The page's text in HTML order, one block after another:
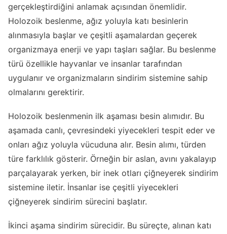
gerçekleştirdiğini anlamak açısından önemlidir.
Holozoik beslenme, ağız yoluyla katı besinlerin
alınmasıyla başlar ve çeşitli aşamalardan geçerek
organizmaya enerji ve yapı taşları sağlar. Bu beslenme
türü özellikle hayvanlar ve insanlar tarafından
uygulanır ve organizmaların sindirim sistemine sahip
olmalarını gerektirir.
Holozoik beslenmenin ilk aşaması besin alımıdır. Bu
aşamada canlı, çevresindeki yiyecekleri tespit eder ve
onları ağız yoluyla vücuduna alır. Besin alımı, türden
türe farklılık gösterir. Örneğin bir aslan, avını yakalayıp
parçalayarak yerken, bir inek otları çiğneyerek sindirim
sistemine iletir. İnsanlar ise çeşitli yiyecekleri
çiğneyerek sindirim sürecini başlatır.
İkinci aşama sindirim sürecidir. Bu süreçte, alınan katı